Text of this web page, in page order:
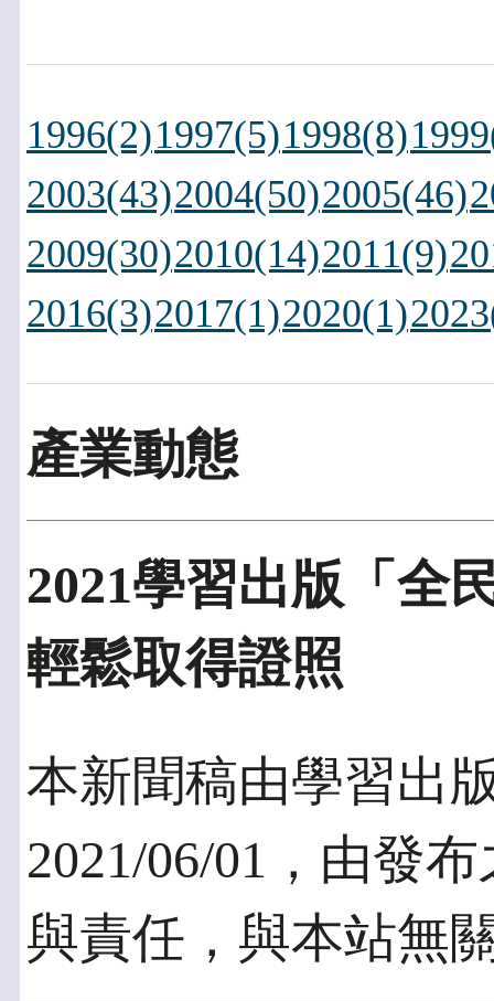
1996(2)1997(5)1998(8)
2003(43)2004(50)2005(46)
2009(30)2010(14)2011(9)
2016(3)2017(1)2020(1)
產業動態
2021學習出版「全
輕鬆取得證照
本新聞稿由學習出
2021/06/01，由發
與責任，與本站無